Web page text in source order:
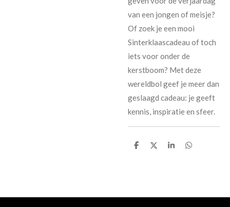
van een jongen of meisje?
Of zoek je een mooi
Sinterklaascadeau of toch
iets voor onder de
kerstboom? Met deze
wereldbol geef je meer dan
geslaagd cadeau: je geeft
kennis, inspiratie en sfeer.
D
D
S
D